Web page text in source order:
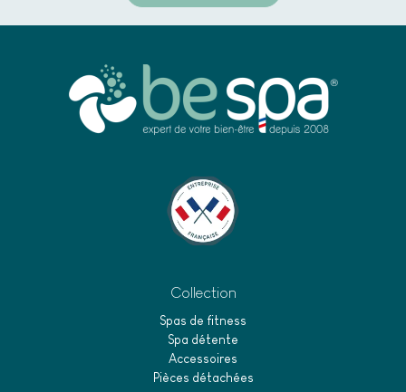
Collection
Spas de fitness
Spa détente
Accessoires
Pièces détachées